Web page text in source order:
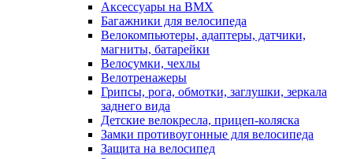
Аксессуары на BMX
Багажники для велосипеда
Велокомпьютеры, адаптеры, датчики,
магниты, батарейки
Велосумки, чехлы
Велотренажеры
Грипсы, рога, обмотки, заглушки, зеркала
заднего вида
Детские велокресла, прицеп-коляска
Замки противоугонные для велосипеда
Защита на велосипед